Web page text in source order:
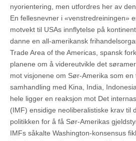
nyorientering, men utfordres her av
En fellesnevner i «venstredreiningen»
motvekt til USAs innflytelse på
danne en all-amerikansk
Trade Area of the Americas, spansk
planene om å videreutvikle det
mot visjonene om Sør-Amerika som
samhandling med Kina, India,
hele ligger en reaksjon mot Det
(IMF) ensidige neoliberalistiske krav til
politikken for å få Sør-Amerikas
IMFs såkalte Washington-konsensus